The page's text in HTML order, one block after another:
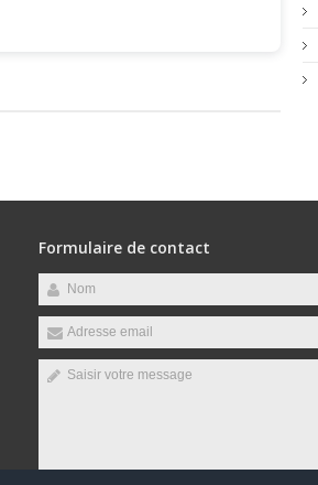
Formulaire de contact